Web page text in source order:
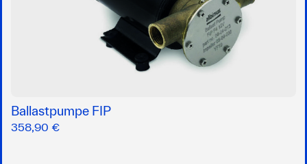
Ballastpumpe FIP
358,90 €